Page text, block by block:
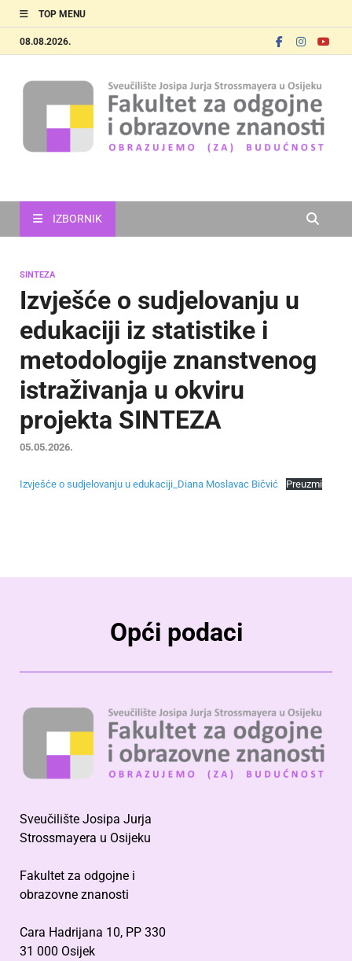
TOP MENU
08.08.2026.
IZBORNIK
SINTEZA
Izvješće o sudjelovanju u
edukaciji iz statistike i
metodologije znanstvenog
istraživanja u okviru
projekta SINTEZA
05.05.2026.
Izvješće o sudjelovanju u edukaciji_Diana Moslavac Bičvić Preuzmi
Opći podaci
Sveučilište Josipa Jurja
Strossmayera u Osijeku
Fakultet za odgojne i
obrazovne znanosti
Cara Hadrijana 10, PP 330
31 000 Osijek